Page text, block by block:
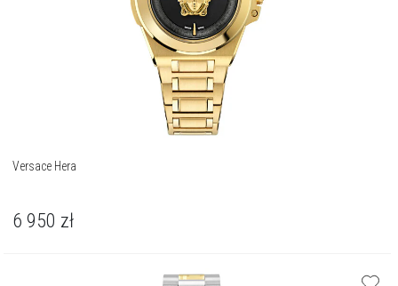
Versace Hera
6 950 zł